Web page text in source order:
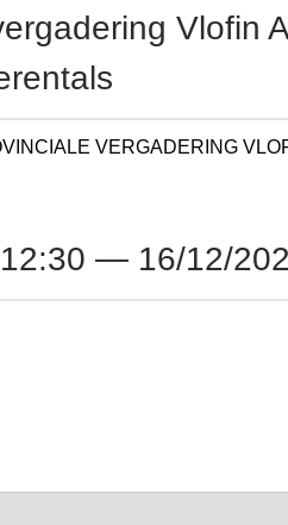
Vlofin
VERGADERING
— 16/12/